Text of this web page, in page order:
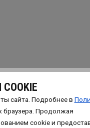
сайта. Подробнее в
браузера. Продолжая
cookie и